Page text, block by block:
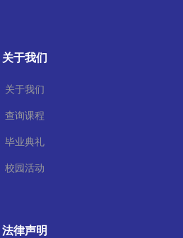
关于我们
关于我们
查询课程
毕业典礼
校园活动
法律声明